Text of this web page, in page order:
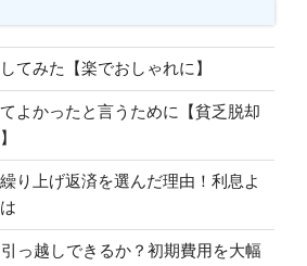
てみた【楽でおしゃれに】
よかったと言うために【貧乏脱却
り上げ返済を選んだ理由！利息よ
っ越しできるか？初期費用を大幅